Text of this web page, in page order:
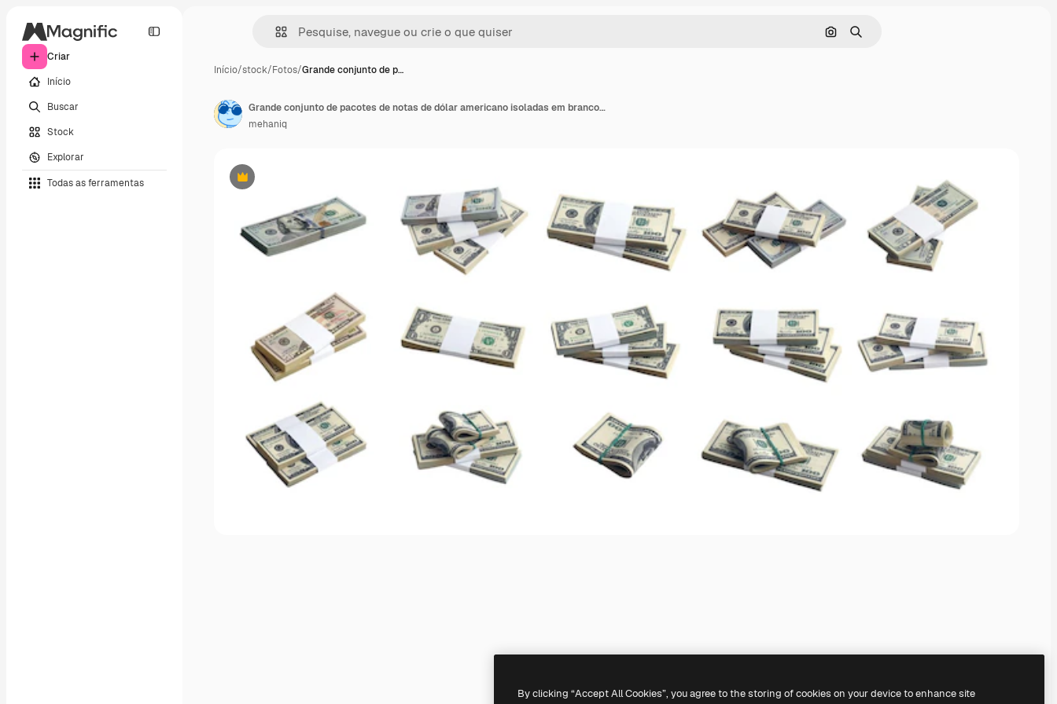
Criar
Início
Buscar
Stock
Explorar
Todas as ferramentas
Pesquisar por imagem
Buscar
Início/stock/Fotos/Grande conjunto de p…
Premium
Grande conjunto de pacotes de notas de dólar americano isoladas em branco Colagem com muitos pacotes de dinheiro americano com alta resolução em fundo branco perfeito
mehaniq
By clicking “Accept All Cookies”, you agree to the storing of cookies on your device to enhance site